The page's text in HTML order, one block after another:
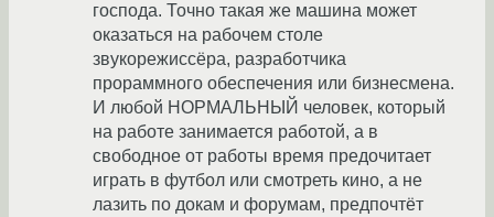
господа. Точно такая же машина может
оказаться на рабочем столе
звукорежиссёра, разработчика
прораммного обеспечения или бизнесмена.
И любой НОРМАЛЬНЫЙ человек, который
на работе занимается работой, а в
свободное от работы время предочитает
играть в футбол или смотреть кино, а не
лазить по докам и форумам, предпочтёт